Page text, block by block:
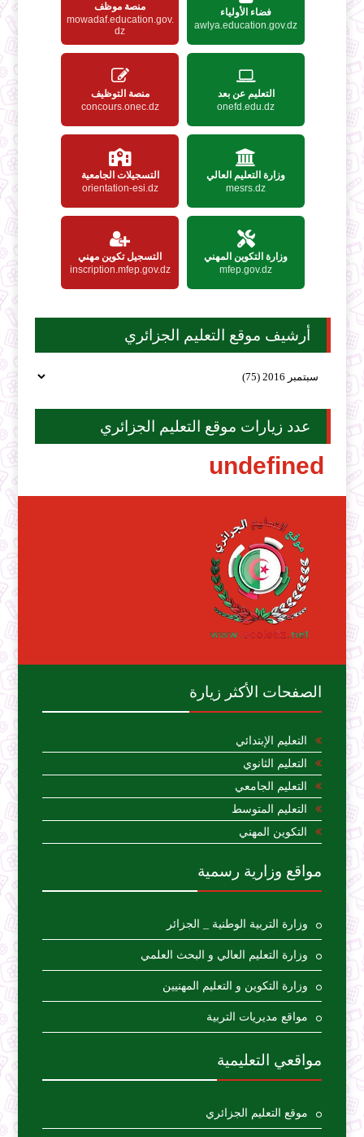
فضاء الأولياء
awlya.education.gov.dz
منصة موظف
mowadaf.education.gov.
dz
التعليم عن بعد
onefd.edu.dz
منصة التوظيف
concours.onec.dz
وزارة التعليم العالي
mesrs.dz
التسجيلات الجامعية
orientation-esi.dz
وزارة التكوين المهني
mfep.gov.dz
التسجيل تكوين مهني
inscription.mfep.gov.dz
أرشيف موقع التعليم الجزائري
عدد زيارات موقع التعليم الجزائري
undefined
الصفحات الأكثر زيارة
التعليم الإبتدائي
التعليم الثانوي
التعليم الجامعي
التعليم المتوسط
التكوين المهني
مواقع وزارية رسمية
وزارة التربية الوطنية _ الجزائر
وزارة التعليم العالي و البحث العلمي
وزارة التكوين و التعليم المهنيين
مواقع مديريات التربية
مواقعي التعليمية
موقع التعليم الجزائري